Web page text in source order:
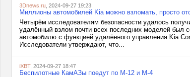
3Dnews.ru , 2024-09-27 19:23
Миллионы автомобилей Kia можно взломать, просто
Четырём исследователям безопасности удалось
удалённый взлом почти всех последних моделей был
автомобилю с функцией удалённого управления Kia
Исследователи утверждают, что...
iXBT, 2024-09-27 18:47
Беспилотные КамАЗы поедут по М-12 и М-4